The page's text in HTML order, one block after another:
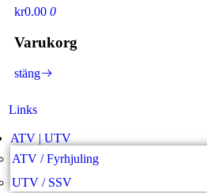
kr0.00 0
Varukorg
stäng
Links
ATV | UTV
ATV / Fyrhjuling
UTV / SSV